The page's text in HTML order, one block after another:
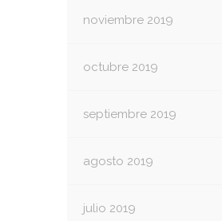
noviembre 2019
octubre 2019
septiembre 2019
agosto 2019
julio 2019